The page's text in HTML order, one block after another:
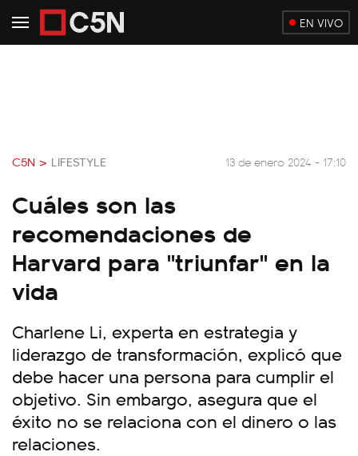
EN VIVO
C5N > LIFESTYLE 13 de enero 2024 - 17:10
Cuáles son las
recomendaciones de
Harvard para "triunfar" en la
vida
Charlene Li, experta en estrategia y
liderazgo de transformación, explicó que
debe hacer una persona para cumplir el
objetivo. Sin embargo, asegura que el
éxito no se relaciona con el dinero o las
relaciones.